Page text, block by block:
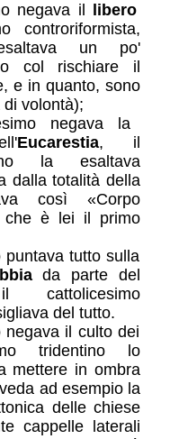
negava il
libero
controriformista,
un po'
col rischiare il
e in quanto, sono
volontà);
negava la
Eucarestia, il
la esaltava
dalla totalità della
così
Corpo
che è lei il primo
tutto sulla
da parte del
del tutto.
negava il culto dei
tridentino lo
mettere in ombra
ad esempio la
delle chiese
cappelle laterali